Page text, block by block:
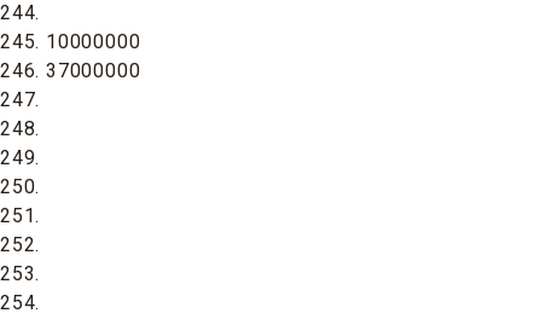
244.
245. 10000000
246. 37000000
247.
248.
249.
250.
251.
252.
253.
254.